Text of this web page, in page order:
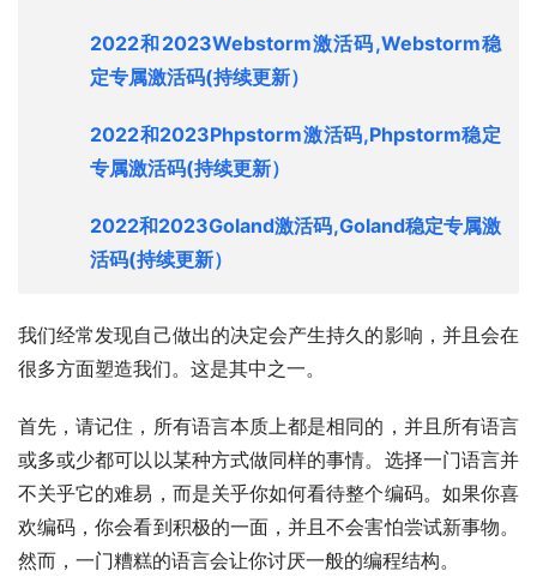
2022和2023Webstorm激活码,Webstorm稳
定专属激活码(持续更新）
2022和2023Phpstorm激活码,Phpstorm稳定
专属激活码(持续更新）
2022和2023Goland激活码,Goland稳定专属激
活码(持续更新）
我们经常发现自己做出的决定会产生持久的影响，并且会在
很多方面塑造我们。这是其中之一。
首先，请记住，所有语言本质上都是相同的，并且所有语言
或多或少都可以以某种方式做同样的事情。选择一门语言并
不关乎它的难易，而是关乎你如何看待整个编码。如果你喜
欢编码，你会看到积极的一面，并且不会害怕尝试新事物。
然而，一门糟糕的语言会让你讨厌一般的编程结构。